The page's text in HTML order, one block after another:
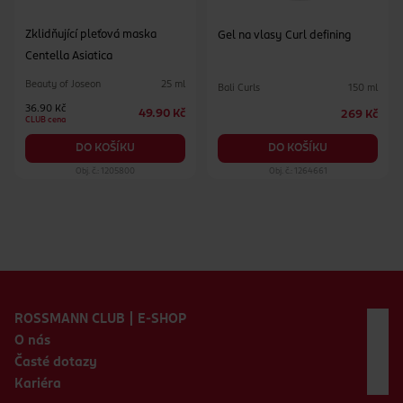
Zklidňující pleťová maska
Centella Asiatica
Beauty of Joseon 25 ml
36.90 Kč
CLUB cena
49.90 Kč
DO KOŠÍKU
Obj. č.: 1205800
Gel na vlasy Curl defining
Bali Curls 150 ml
269 Kč
DO KOŠÍKU
Obj. č.: 1264661
ROSSMANN CLUB | E-SHOP
O nás
Časté dotazy
Kariéra